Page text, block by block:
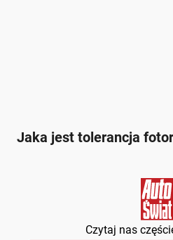
Jaka jest tolerancja
Czytaj nas